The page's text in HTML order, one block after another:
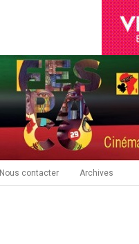
Nous contacter Archives